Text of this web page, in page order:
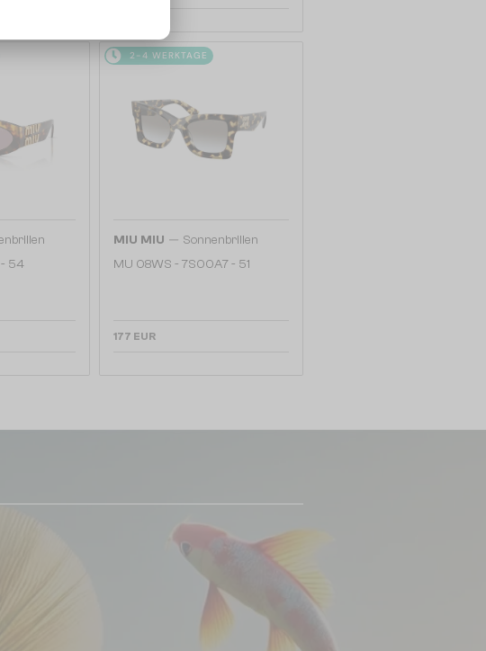
- 54
2-4 WERKTAGE
MIU MIU — Sonnenbrillen
MU 08WS - 7S00A7 - 51
177 EUR